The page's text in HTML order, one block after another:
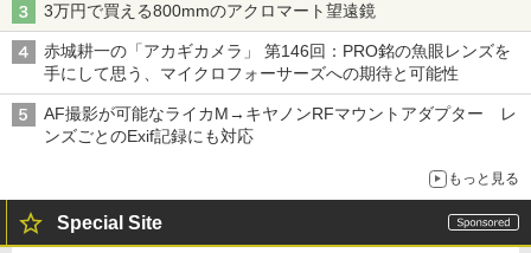
3万円で買える800mmのアクロマート望遠鏡
赤城耕一の「アカギカメラ」 第146回：PRO銘の魚眼レンズを
手にして思う、マイクロフォーサーズへの期待と可能性
AF撮影が可能なライカM→キヤノンRFマウントアダプター レ
ンズごとのExif記録にも対応
もっと見る
Special Site